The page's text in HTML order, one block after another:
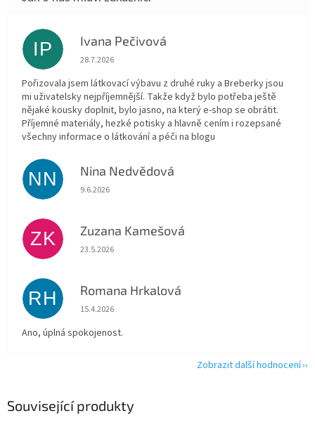
Související produkty
IP Ivana Pečivová
Hodnocení obchodu je 5 z 5 hvězdiček.
28.7.2026
Pořizovala jsem látkovací výbavu z druhé ruky a Breberky jsou
mi uživatelsky nejpříjemnější. Takže když bylo potřeba ještě
nějaké kousky doplnit, bylo jasno, na který e-shop se obrátit.
Příjemné materiály, hezké potisky a hlavně cením i rozepsané
všechny informace o látkování a péči na blogu
NN Nina Nedvědová
Hodnocení obchodu je 5 z 5 hvězdiček.
9.6.2026
ZK Zuzana Kamešová
Hodnocení obchodu je 5 z 5 hvězdiček.
23.5.2026
RH Romana Hrkalová
Hodnocení obchodu je 5 z 5 hvězdiček.
15.4.2026
Ano, úplná spokojenost.
Zobrazit další hodnocení